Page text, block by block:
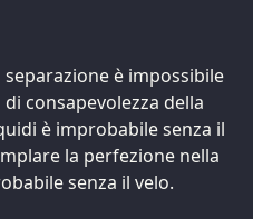
è impossibile
consapevolezza della
è improbabile senza il
la perfezione nella
senza il velo.